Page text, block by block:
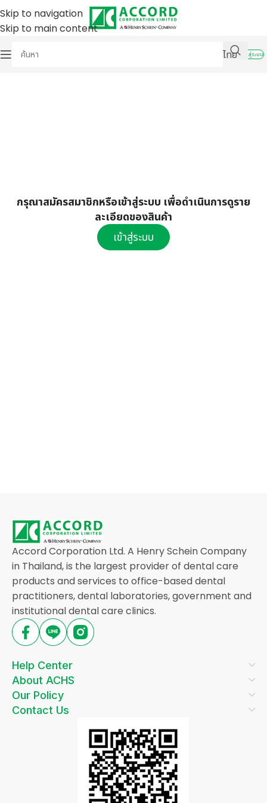
Skip to navigation
Skip to main content
ไทย
เข้าสู่ระบบ
กรุณาสมัครสมาชิกหรือเข้าสู่ระบบ เพื่อดำเนินการดูราย
ละเอียดของสินค้า
เข้าสู่ระบบ
Accord Corporation Ltd. A Henry Schein Company
in Thailand, is the largest provider of dental care
products and services to office-based dental
practitioners, dental laboratories, government and
institutional dental care clinics.
Help Center
About ACHS
Our Policy
Contact Us